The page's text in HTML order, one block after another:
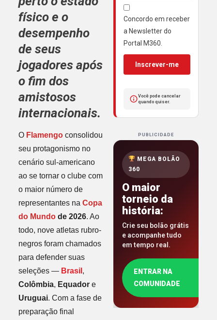
físico e o
desempenho
de seus
jogadores após
o fim dos
amistosos
internacionais.
O Flamengoconsolidou
seu protagonismo no
cenário sul-americano
ao se tornar o clube com
o maior número de
representantes na Copa
do Mundode 2026. Ao
todo, nove atletas rubro-
negros foram chamados
para defender suas
seleções — Brasil ,
Colômbia, Equadore
Uruguai. Com a fase de
preparação final
Concordo em receber
a Newsletter do
Portal M360.
Inscrever-me
Você pode cancelar
quando quiser.
PUBLICIDADE
MEGA BOLÃO
360
O maior
torneio da
história:
Crie seu bolão grátis
e acompanhe tudo
em tempo real.
ENTRAR NA
COMUNIDADE